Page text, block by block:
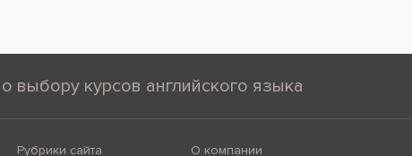
выбору курсов английского языка
Рубрики сайта О компании